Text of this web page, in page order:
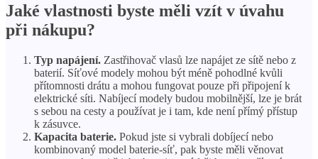
Jaké vlastnosti byste měli vzít v úvahu
při nákupu?
Typ napájení. Zastřihovač vlasů lze napájet ze sítě nebo z
baterií. Síťové modely mohou být méně pohodlné kvůli
přítomnosti drátu a mohou fungovat pouze při připojení k
elektrické síti. Nabíjecí modely budou mobilnější, lze je brát
s sebou na cesty a používat je i tam, kde není přímý přístup
k zásuvce.
Kapacita baterie. Pokud jste si vybrali dobíjecí nebo
kombinovaný model baterie-síť, pak byste měli věnovat